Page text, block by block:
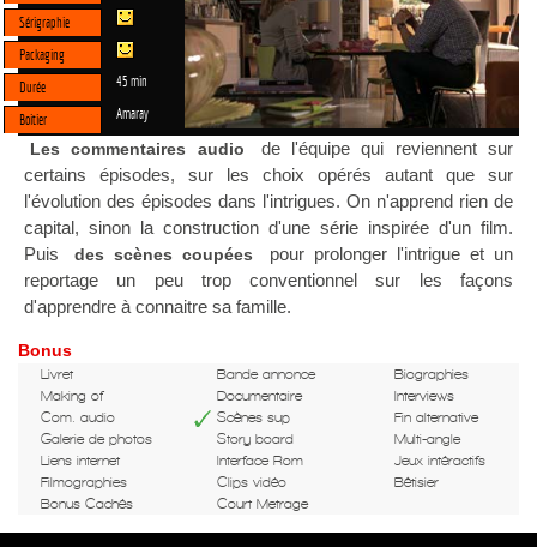
Sérigraphie
Packaging
Durée
45 min
Boitier Amaray
Les commentaires audio
de l'équipe qui reviennent sur
certains épisodes, sur les choix opérés autant que sur
l'évolution des épisodes dans l'intrigues. On n'apprend rien de
capital, sinon la construction d'une série inspirée d'un film.
Puis
des scènes coupées
pour prolonger l'intrigue et un
reportage un peu trop conventionnel sur les façons
d'apprendre à connaitre sa famille.
Bonus
Livret Bande annonce
Biographies
Making of
Documentaire
Interviews
Com. audio
Scènes sup
Fin alternative
Galerie de photos
Story board
Multi-angle
Liens internet
Interface Rom
Jeux intéractifs
Filmographies
Clips vidéo
Bêtisier
Bonus Cachés
Court Metrage